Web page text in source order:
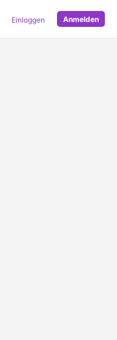
Einloggen Anmelden